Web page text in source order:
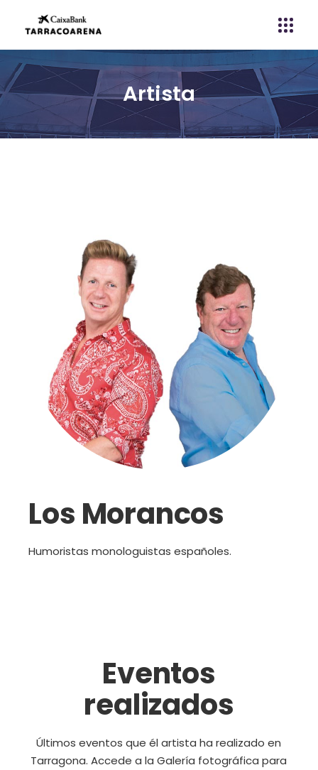
Artista
Los Morancos
Humoristas monologuistas españoles.
Eventos
realizados
Últimos eventos que él artista ha realizado en
Tarragona. Accede a la Galería fotográfica para